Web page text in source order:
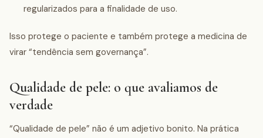
regularizados para a finalidade de uso.
Isso protege o paciente e também protege a medicina de
virar “tendência sem governança”.
Qualidade de pele: o que avaliamos de
verdade
“Qualidade de pele” não é um adjetivo bonito. Na prática